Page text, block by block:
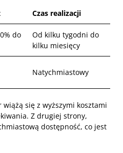
Czas realizacji
do
Od kilku tygodni do
kilku miesięcy
Natychmiastowy
się z wyższymi kosztami
Z drugiej strony,
dostępność, co jest